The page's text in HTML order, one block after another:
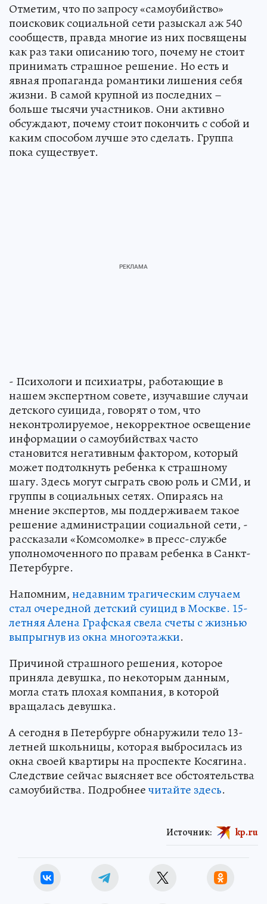
Отметим, что по запросу «самоубийство»
поисковик социальной сети разыскал аж 540
сообществ, правда многие из них посвящены
как раз таки описанию того, почему не стоит
принимать страшное решение. Но есть и
явная пропаганда романтики лишения себя
жизни. В самой крупной из последних –
больше тысячи участников. Они активно
обсуждают, почему стоит покончить с собой и
каким способом лучше это сделать. Группа
пока существует.
- Психологи и психиатры, работающие в
нашем экспертном совете, изучавшие случаи
детского суицида, говорят о том, что
неконтролируемое, некорректное освещение
информации о самоубийствах часто
становится негативным фактором, который
может подтолкнуть ребенка к страшному
шагу. Здесь могут сыграть свою роль и СМИ, и
группы в социальных сетях. Опираясь на
мнение экспертов, мы поддерживаем такое
решение администрации социальной сети, -
рассказали «Комсомолке» в пресс-службе
уполномоченного по правам ребенка в Санкт-
Петербурге.
Напомним,недавним трагическим случаем
стал очередной детский суицид в Москве. 15-
летняя Алена Графская свела счеты с жизнью
выпрыгнув из окна многоэтажки.
Причиной страшного решения, которое
приняла девушка, по некоторым данным,
могла стать плохая компания, в которой
вращалась девушка.
А сегодня в Петербурге обнаружили тело 13-
летней школьницы, которая выбросилась из
окна своей квартиры на проспекте Косягина.
Следствие сейчас выясняет все обстоятельства
самоубийства. Подробнеечитайте здесь.
Источник: kp.ru